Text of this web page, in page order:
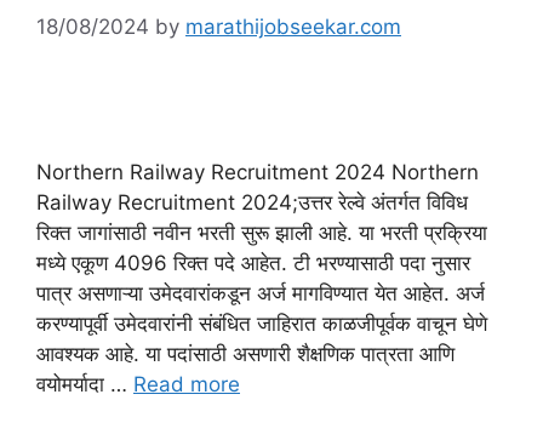
18/08/2024 by marathijobseekar.com
Northern Railway Recruitment 2024 Northern
Railway Recruitment 2024;उत्तर रेल्वे अंतर्गत विविध
रिक्त जागांसाठी नवीन भरती सुरू झाली आहे. या भरती प्रक्रिया
मध्ये एकूण 4096 रिक्त पदे आहेत. टी भरण्यासाठी पदा नुसार
पात्र असणाऱ्या उमेदवारांकडून अर्ज मागविण्यात येत आहेत. अर्ज
करण्यापूर्वी उमेदवारांनी संबंधित जाहिरात काळजीपूर्वक वाचून घेणे
आवश्यक आहे. या पदांसाठी असणारी शैक्षणिक पात्रता आणि
वयोमर्यादा … Read more